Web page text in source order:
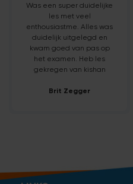
Was een super duidelijke
les met veel
enthousiastme. Alles was
duidelijk uitgelegd en
kwam goed van pas op
het examen. Heb les
gekregen van kishan
Brit Zegger